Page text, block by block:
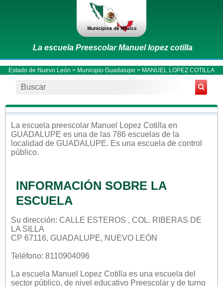
La escuela Preescolar Manuel lopez cotilla
Estado de Nuevo León > Municipio Guadalupe > MANUEL LOPEZ COTILLA
La escuela preescolar Manuel Lopez Cotilla en
GUADALUPE es una de las 786 escuelas de la
localidad de GUADALUPE. Es una escuela de control
público.
INFORMACIÓN SOBRE LA
ESCUELA
Su dirección: CALLE ESTEROS , COL. RIBERAS DE
LA SILLA
CP 67116, GUADALUPE, NUEVO LEÓN
Teléfono: 8110904096
La escuela Manuel Lopez Cotilla es una escuela del
sector público, de nivel educativo Preescolar y de turno